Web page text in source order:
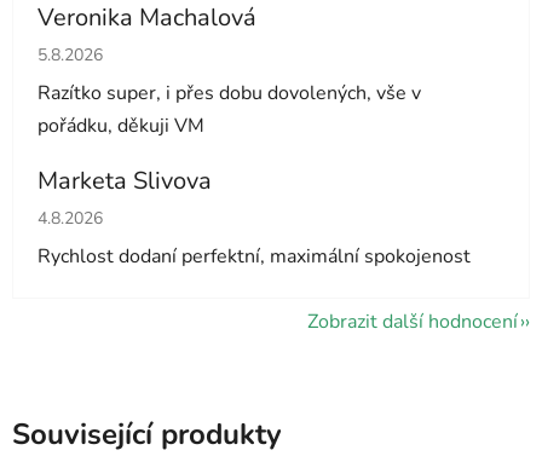
Veronika Machalová
Hodnocení obchodu je 5 z 5 hvězdiček.
5.8.2026
Razítko super, i přes dobu dovolených, vše v
pořádku, děkuji VM
Marketa Slivova
Hodnocení obchodu je 5 z 5 hvězdiček.
4.8.2026
Rychlost dodaní perfektní, maximální spokojenost
Zobrazit další hodnocení
Související produkty